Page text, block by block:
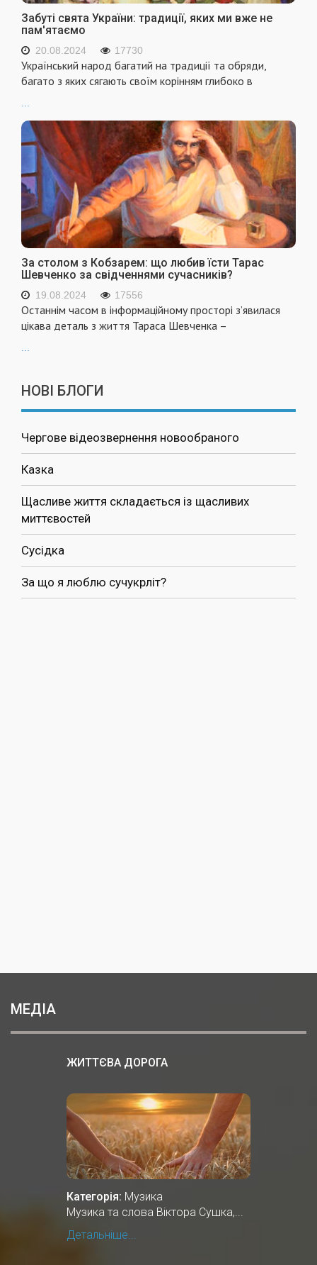
Забуті свята України: традиції, яких ми вже не
пам'ятаємо
20.08.2024 17730
Український народ багатий на традиції та обряди,
багато з яких сягають своїм корінням глибоко в
За столом з Кобзарем: що любив їсти Тарас
Шевченко за свідченнями сучасників?
19.08.2024 17556
Останнім часом в інформаційному просторі з’явилася
цікава деталь з життя Тараса Шевченка –
НОВІ БЛОГИ
Чергове відеозвернення новообраного
Казка
Щасливе життя складається із щасливих
миттєвостей
Сусідка
За що я люблю сучукрліт?
МЕДІА
ЖИТТЄВА ДОРОГА
Категорія: Музика
Музика та слова Віктора Сушка,...
Детальніше...